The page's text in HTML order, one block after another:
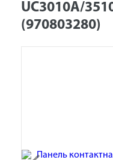
UC3010A/
(970803280)